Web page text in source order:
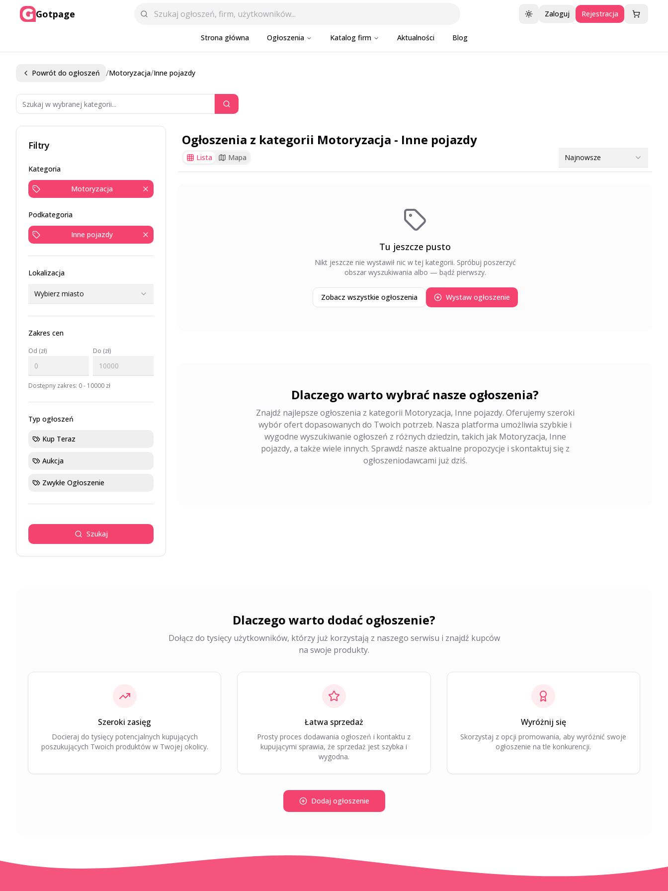
Gotpage Przełącz motyw
Zaloguj Rejestracja
Strona główna Ogłoszenia Katalog firm Aktualności Blog
Powrót do ogłoszeń /Motoryzacja/Inne pojazdy
Filtry
Kategoria
Motoryzacja
Podkategoria
Inne pojazdy
Lokalizacja
Wybierz miasto
Zakres cen
Od (zł) Do (zł)
Dostępny zakres: 0- 10000 zł
Typ ogłoszeń
Kup Teraz
Aukcja
Zwykłe Ogłoszenie
Szukaj
Ogłoszenia z kategorii Motoryzacja - Inne pojazdy
Lista Mapa Najnowsze
Tu jeszcze pusto
Nikt jeszcze nie wystawił nic w tej kategorii. Spróbuj poszerzyć
obszar wyszukiwania albo — bądź pierwszy.
Zobacz wszystkie ogłoszenia Wystaw ogłoszenie
Dlaczego warto wybrać nasze ogłoszenia?
Znajdź najlepsze ogłoszenia z kategorii Motoryzacja, Inne pojazdy. Oferujemy szeroki
wybór ofert dopasowanych do Twoich potrzeb. Nasza platforma umożliwia szybkie i
wygodne wyszukiwanie ogłoszeń z różnych dziedzin, takich jak Motoryzacja, Inne
pojazdy, a także wiele innych. Sprawdź nasze aktualne propozycje i skontaktuj się z
ogłoszeniodawcami już dziś.
Dlaczego warto dodać ogłoszenie?
Dołącz do tysięcy użytkowników, którzy już korzystają z naszego serwisu i znajdź kupców
na swoje produkty.
Szeroki zasięg
Docieraj do tysięcy potencjalnych kupujących
poszukujących Twoich produktów w Twojej okolicy.
Łatwa sprzedaż
Prosty proces dodawania ogłoszeń i kontaktu z
kupującymi sprawia, że sprzedaż jest szybka i
wygodna.
Wyróżnij się
Skorzystaj z opcji promowania, aby wyróżnić swoje
ogłoszenie na tle konkurencji.
Dodaj ogłoszenie